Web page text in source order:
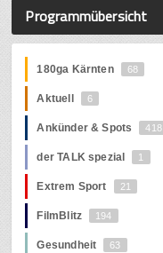
Programmübersicht
180ga Kärnten 68
Aktuell 6
Ankünder & Spots 418
der TALK spezial 1
Extrem Sport 21
FilmBlitz 194
Gesundheit 63